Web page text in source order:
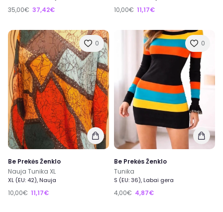
35,00€ 37,42€ 10,00€ 11,17€
0
Be Prekės Ženklo
Nauja Tunika XL
XL (EU: 42), Nauja
10,00€ 11,17€
0
Be Prekės Ženklo
Tunika
S (EU: 36), Labai gera
4,00€ 4,87€